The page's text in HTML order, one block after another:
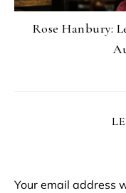
Rose Hanbury:
Your email address